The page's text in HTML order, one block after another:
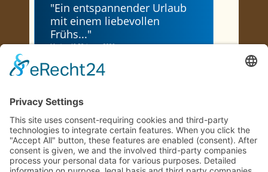
"Ein entspannender Urlaub
mit einem liebevollen
Frühs..."
Marion, 46-50, Januar 2026
"Urlaub in Traumhafter
Natur"
"ein wunderschön gelegener
Hof, reizende Gastgeber"
Cornelia, 71+, Mai 2023
Jetzt bewerten